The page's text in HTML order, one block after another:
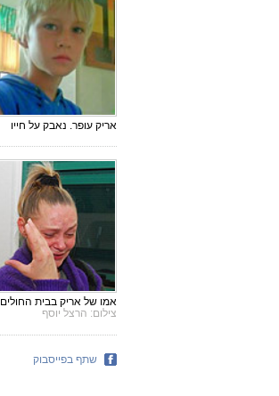
אריק עופר. נאבק על חייו
אמו של אריק בבית החולים
צילום: הרצל יוסף
שתף בפייסבוק